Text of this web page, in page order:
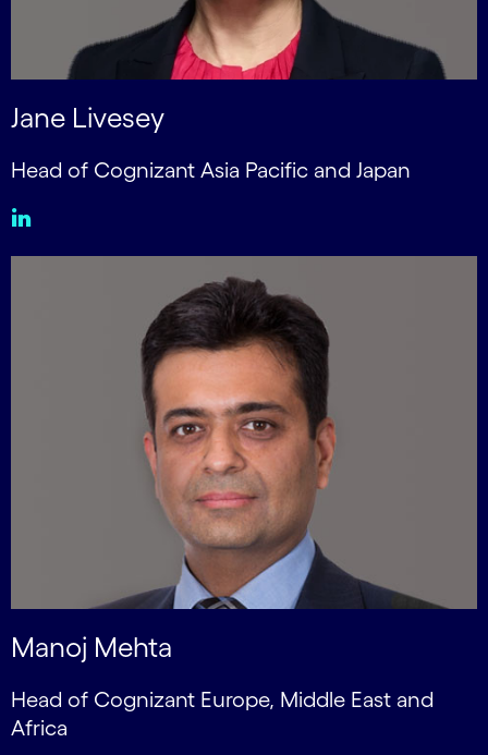
Jane Livesey
Head of Cognizant Asia Pacific and Japan
Manoj Mehta
Head of Cognizant Europe, Middle East and
Africa